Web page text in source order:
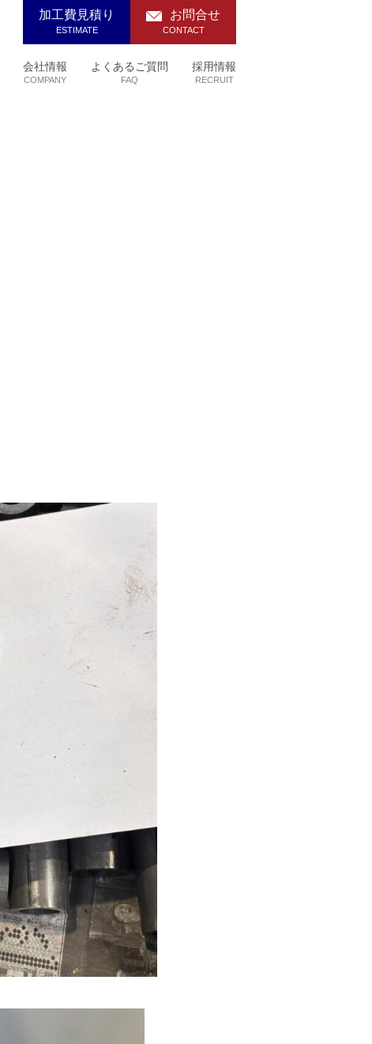
加工費見積り
ESTIMATE
お問合せ
CONTACT
会社情報
COMPANY
よくあるご質問
FAQ
採用情報
RECRUIT